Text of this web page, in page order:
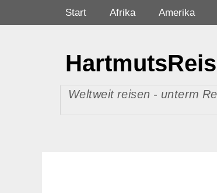
Weltweit reisen - unterm
Primäres Menü
Inhalt
Start Afrika Amerika